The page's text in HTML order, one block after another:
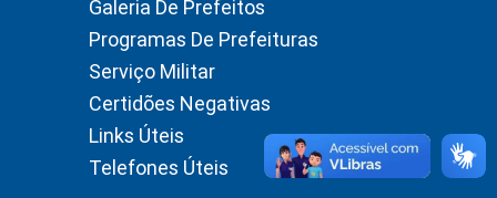
Galeria De Prefeitos
Programas De Prefeituras
Serviço Militar
Certidões Negativas
Links Úteis
Telefones Úteis